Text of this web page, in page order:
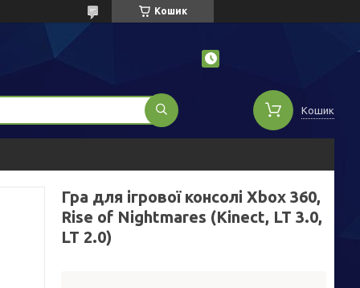
Кошик
Кошик
Гра для ігрової консолі Xbox 360,
Rise of Nightmares (Kinect, LT 3.0,
LT 2.0)